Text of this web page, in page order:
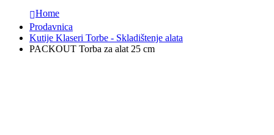
Home
Prodavnica
Kutije Klaseri Torbe - Skladištenje alata
PACKOUT Torba za alat 25 cm